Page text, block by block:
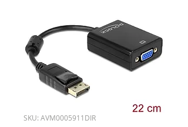
SKU: AVM0005911DIR